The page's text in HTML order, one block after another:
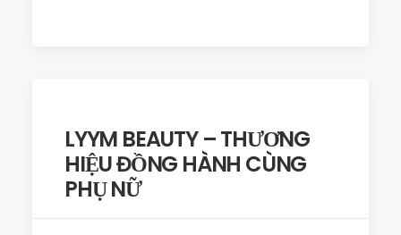
LYYM BEAUTY – THƯƠNG
HIỆU ĐỒNG HÀNH CÙNG
PHỤ NỮ